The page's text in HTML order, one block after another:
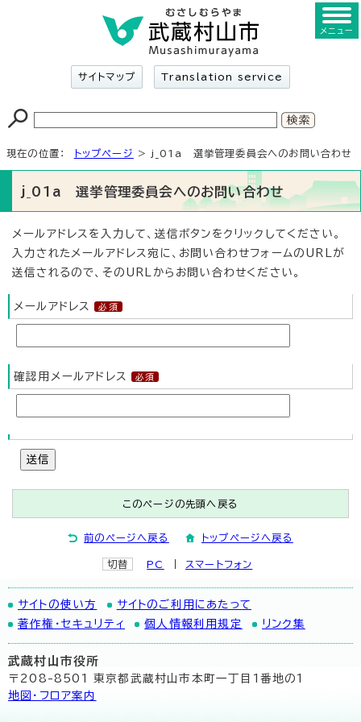
サイトマップ Translation service
メニュー
現在の位置： トップページ > j_01a 選挙管理委員会へのお問い合わせ
j_01a 選挙管理委員会へのお問い合わせ
メールアドレスを入力して、送信ボタンをクリックしてください。
入力されたメールアドレス宛に、お問い合わせフォームのURLが
送信されるので、そのURLからお問い合わせください。
メールアドレス
確認用メールアドレス
送信
このページの先頭へ戻る
前のページへ戻る トップページへ戻る
切替 PC スマートフォン
サイトの使い方
サイトのご利用にあたって
著作権・セキュリティ
個人情報利用規定 リンク集
武蔵村山市役所
〒208-8501 東京都武蔵村山市本町一丁目1番地の1
地図･フロア案内